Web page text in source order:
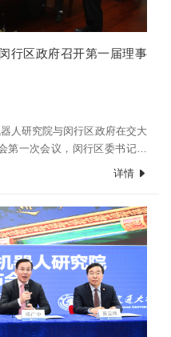
行区政府召开第一届理事
人研究院与闵行区政府在交大
第一次会议，闵行区委书记朱
委书记姜斯宪，党委常委、副
工程学院党委书记季波等参加
详情